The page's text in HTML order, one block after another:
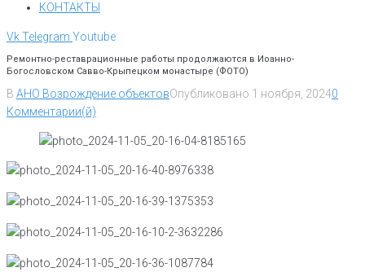
КОНТАКТЫ
VkTelegram Youtube
Ремонтно-реставрационные работы продолжаются в Иоанно-
Богословском Савво-Крыпецком монастыре (ФОТО)
В АНО Возрождение объектовОпубликовано 1 ноября, 20240
Комментарии(й)